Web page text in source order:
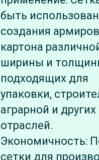
быть
создания
картона
ширины и
подходящих для
упаковки,
аграрной и других
отраслей.
Экономичность:
сетки для